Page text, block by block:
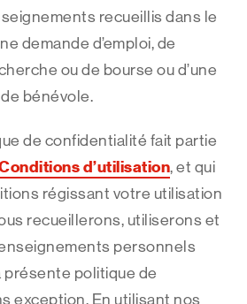
recueillis dans le
demande d’emploi, de
ou de bourse ou d’une
bénévole.
de confidentialité fait partie
d’utilisation, et qui
régissant votre utilisation
recueillerons, utiliserons et
personnels
présente politique de
exception. En utilisant nos